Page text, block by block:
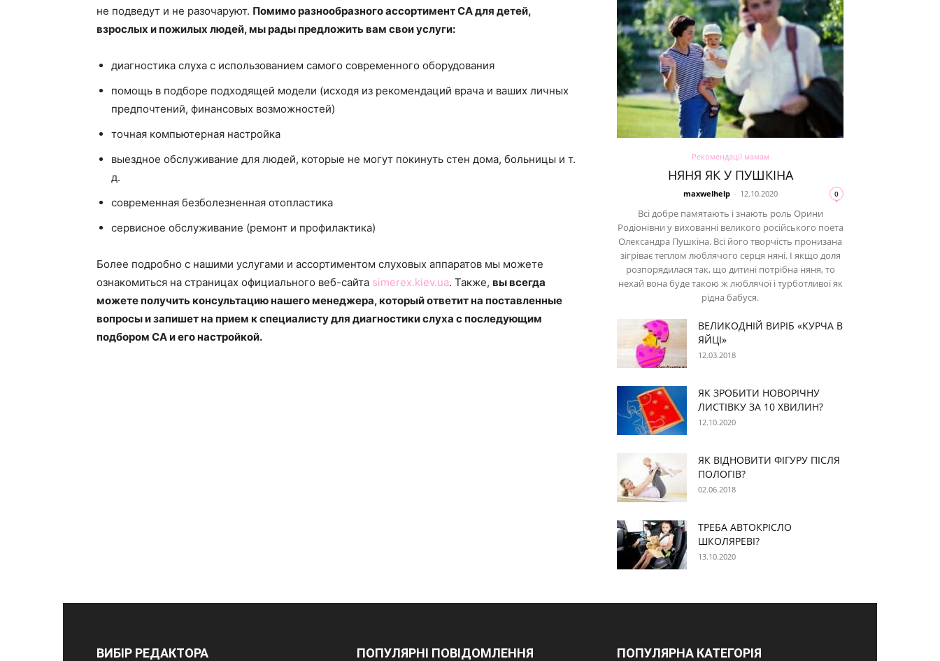
не подведут и не разочаруют. Помимо разнообразного ассортимент СА для детей,
взрослых и пожилых людей, мы рады предложить вам свои услуги:
диагностика слуха с использованием самого современного оборудования
помощь в подборе подходящей модели (исходя из рекомендаций врача и ваших личных
предпочтений, финансовых возможностей)
точная компьютерная настройка
выездное обслуживание для людей, которые не могут покинуть стен дома, больницы и т.
д.
современная безболезненная отопластика
сервисное обслуживание (ремонт и профилактика)
Более подробно с нашими услугами и ассортиментом слуховых аппаратов мы можете
ознакомиться на страницах официального веб-сайта simerex.kiev.ua. Также, вы всегда
можете получить консультацию нашего менеджера, который ответит на поставленные
вопросы и запишет на прием к специалисту для диагностики слуха с последующим
подбором СА и его настройкой.
Рекомендації мамам
НЯНЯ ЯК У ПУШКІНА
maxwelhelp - 12.10.2020 0
Всі добре памятають і знають роль Орини
Родіонівни у вихованні великого російського поета
Олександра Пушкіна. Всі його творчість пронизана
зігріває теплом люблячого серця няні. І якщо доля
розпорядилася так, що дитині потрібна няня, то
нехай вона буде такою ж люблячої і турботливої як
рідна бабуся.
ВЕЛИКОДНІЙ ВИРІБ «КУРЧА В
ЯЙЦІ»
12.03.2018
ЯК ЗРОБИТИ НОВОРІЧНУ
ЛИСТІВКУ ЗА 10 ХВИЛИН?
12.10.2020
ЯК ВІДНОВИТИ ФІГУРУ ПІСЛЯ
ПОЛОГІВ?
02.06.2018
ТРЕБА АВТОКРІСЛО
ШКОЛЯРЕВІ?
13.10.2020
ВИБІР РЕДАКТОРА ПОПУЛЯРНІ ПОВІДОМЛЕННЯ ПОПУЛЯРНА КАТЕГОРІЯ